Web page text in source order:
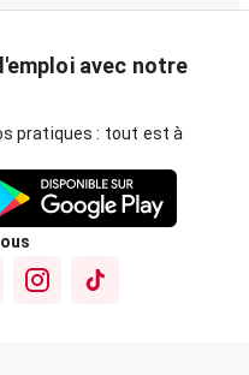
avec notre
pratiques : tout est à